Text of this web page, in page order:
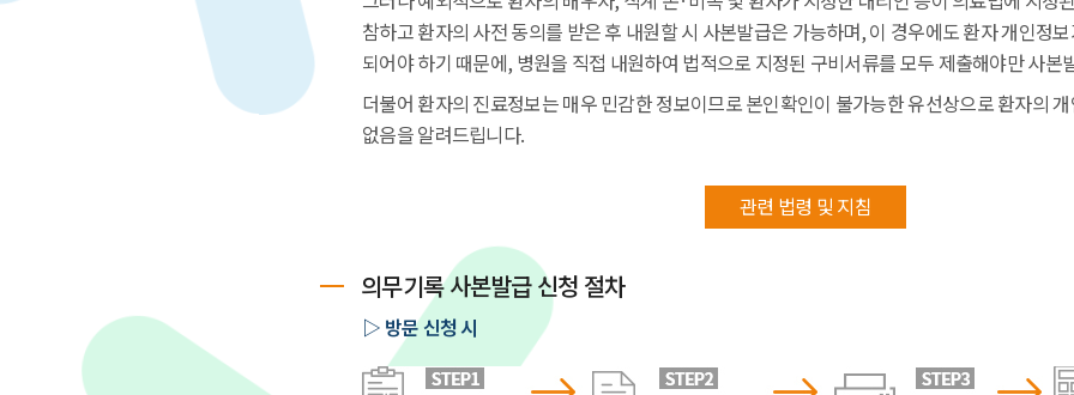
참하고 환자의 사전 동의를 받은 후 내원할 시 사본발급은 가능하며, 이 경우에도 환자 개인정
되어야 하기 때문에, 병원을 직접 내원하여 법적으로 지정된 구비서류를 모두 제출해야만 사본
더불어 환자의 진료정보는 매우 민감한 정보이므로 본인확인이 불가능한 유선상으로 환자의
없음을 알려드립니다.
관련 법령 및 지침
의무기록 사본발급 신청 절차
▷ 방문 신청 시